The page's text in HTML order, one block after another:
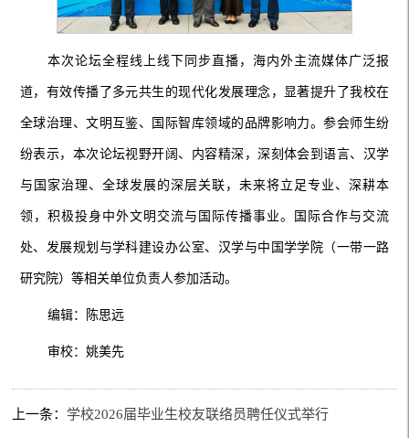
本次论坛全程线上线下同步直播，海内外主流媒体广泛报
道，有效传播了多元共生的现代化发展理念，显著提升了我校在
全球治理、文明互鉴、国际智库领域的品牌影响力。参会师生纷
纷表示，本次论坛视野开阔、内容精深，深刻体会到语言、汉学
与国家治理、全球发展的深层关联，未来将立足专业、深耕本
领，积极投身中外文明交流与国际传播事业。国际合作与交流
处、发展规划与学科建设办公室、汉学与中国学学院（一带一路
研究院）等相关单位负责人参加活动。
编辑：陈思远
审校：姚美先
上一条： 学校2026届毕业生校友联络员聘任仪式举行